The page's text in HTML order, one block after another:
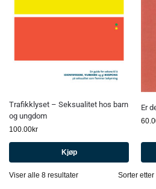
Trafikklyset – Seksualitet hos barn
og ungdom
100.00kr
Kjøp
Er
Viser alle 8 resultater